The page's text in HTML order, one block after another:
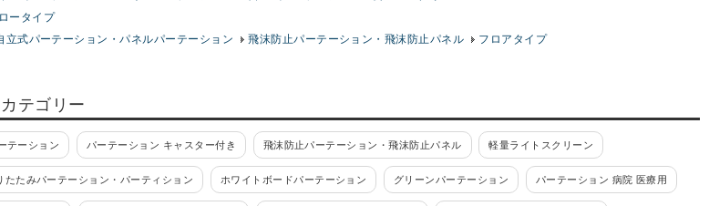
ータイプ
立式パーテーション・パネルパーテーション 飛沫防止パーテーション・飛沫防止パネル フロアタイプ
テゴリー
テーション パーテーション キャスター付き 飛沫防止パーテーション・飛沫防止パネル 軽量ライトスクリーン
たたみパーテーション・パーティション ホワイトボードパーテーション グリーンパーテーション パーテーション 病院 医療用